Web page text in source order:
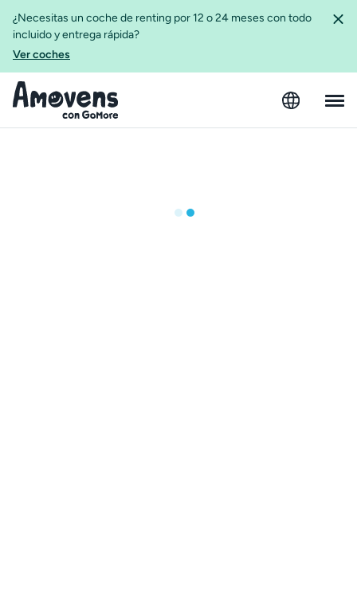
¿Necesitas un coche de renting por 12 o 24 meses con todo
incluido y entrega rápida?
Ver coches